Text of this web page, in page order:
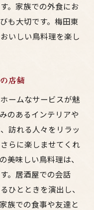
。家族での外食にお
も大切です。梅田東
いしい鳥料理を楽し
店舗
ームなサービスが魅
のあるインテリアや
訪れる人々をリラッ
らに楽しませてくれ
美味しい鳥料理は、
。居酒屋での会話
ひとときを演出し、
族での食事や友達と